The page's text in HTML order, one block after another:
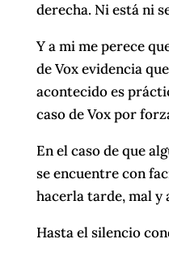
derecha. Ni está ni
Y a mi me perece
de Vox evidencia
acontecido es
caso de Vox por
En el caso de que
se encuentre con
hacerla tarde, mal y
Hasta el silencio